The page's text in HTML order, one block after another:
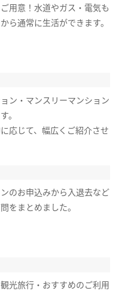
用意！水道やガス・電気も
ら通常に生活ができます。
ン・マンスリーマンション
。
応じて、幅広くご紹介させ
のお申込みから入退去など
をまとめました。
光旅行・おすすめのご利用